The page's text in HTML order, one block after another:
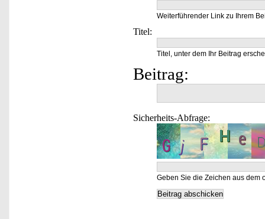
Weiterführender Link zu Ihrem
Titel:
Titel, unter dem Ihr Beitrag
Beitrag:
Sicherheits-Abfrage:
Geben Sie die Zeichen aus dem